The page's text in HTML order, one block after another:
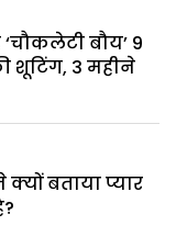
बौय’ 9
शूटिंग, 3 महीने
बताया प्यार